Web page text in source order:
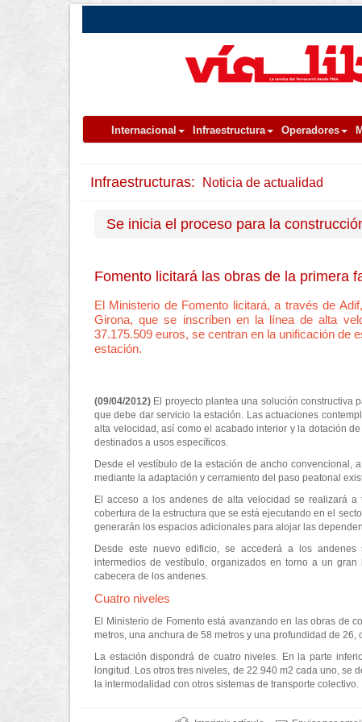
Internacional Infraestructura Operadores
Infraestructuras: Noticia de actualidad
Se inicia el proceso para la
Fomento licitará las obras de la primera
El Ministerio de Fomento licitará, a través de
Girona, que se inscriben en la línea de alta
37.175.509 euros, se centran en la unificación de
estación.
(09/04/2012) El proyecto plantea una solución constructiva
que debe dar servicio la estación. Las actuaciones
alta velocidad, así como el acabado interior y la dotación
destinados a usos específicos.
Desde el vestíbulo de la estación de ancho convencional,
mediante la adaptación y cerramiento del paso peatonal
El acceso a los andenes de alta velocidad se realizará
cobertura de la estructura que se está ejecutando en el
generarán los espacios adicionales para alojar las
Desde este nuevo edificio, se accederá a los
intermedios de vestíbulo, organizados en torno a un
cabecera de los andenes.
Cuatro niveles
El Ministerio de Fomento está avanzando en las obras de
metros, una anchura de 58 metros y una profundidad de
La estación dispondrá de cuatro niveles. En la parte
longitud. Los otros tres niveles, de 22.940 m2 cada uno,
la intermodalidad con otros sistemas de transporte colectivo.